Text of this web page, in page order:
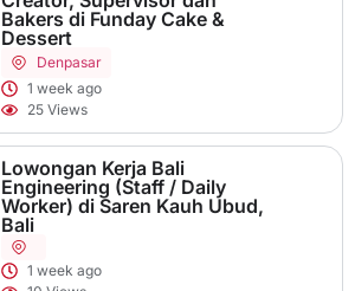
Bakers di Funday Cake &
Dessert
Denpasar
1 week ago
25 Views
Lowongan Kerja Bali
Engineering (Staff / Daily
Worker) di Saren Kauh Ubud,
Bali
1 week ago